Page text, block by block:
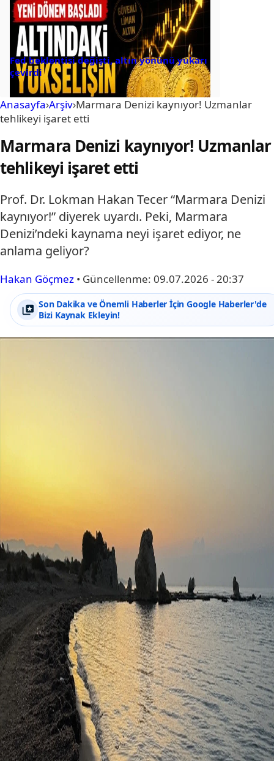
Fed beklentisi değişti, altın yönünü yukarı
çevirdi
Anasayfa›Arşiv›Marmara Denizi kaynıyor! Uzmanlar
tehlikeyi işaret etti
Marmara Denizi kaynıyor! Uzmanlar
tehlikeyi işaret etti
Prof. Dr. Lokman Hakan Tecer “Marmara Denizi
kaynıyor!” diyerek uyardı. Peki, Marmara
Denizi’ndeki kaynama neyi işaret ediyor, ne
anlama geliyor?
Hakan Göçmez • Güncellenme: 09.07.2026 - 20:37
Son Dakika ve Önemli Haberler İçin Google Haberler'de
Bizi Kaynak Ekleyin!